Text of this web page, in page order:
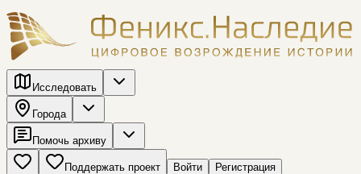
Исследовать
Города
Помочь архиву
Поддержать проект Войти Регистрация